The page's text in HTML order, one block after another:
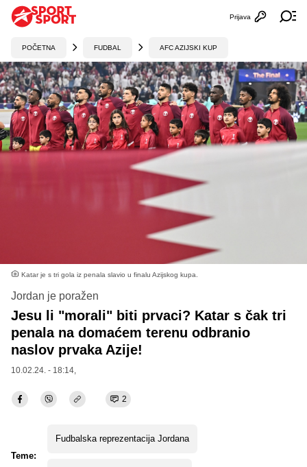
Otvori
Prijava
POČETNA FUDBAL AFC AZIJSKI KUP
Katar je s tri gola iz penala slavio u finalu Azijskog kupa.
Jordan je poražen
Jesu li "morali" biti prvaci? Katar s čak tri
penala na domaćem terenu odbranio
naslov prvaka Azije!
10.02.24. - 18:14,
2
Teme:
Fudbalska reprezentacija Jordana